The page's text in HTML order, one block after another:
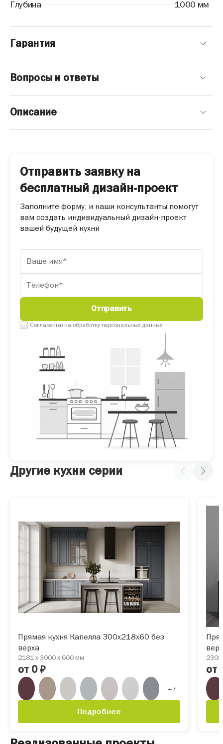
Глубина 1000 мм
Гарантия
Вопросы и ответы
Описание
Отправить заявку на
бесплатный дизайн-проект
Заполните форму, и наши консультанты помогут
вам создать индивидуальный дизайн-проект
вашей будущей кухни
Согласен(а) на обработку персональных данных
Другие кухни серии
Прямая кухня Капелла 300х218х60 без
верха
2181 x 3000 x 600 мм
от 0₽
+7
Подробнее
от